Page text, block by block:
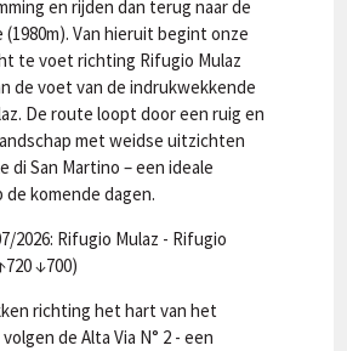
en rijden dan terug naar de
(1980m). Van hieruit begint onze
te voet richting Rifugio Mulaz
de voet van de indrukwekkende
De route loopt door een ruig en
met weidse uitzichten
di San Martino – een ideale
de komende dagen.
2026: Rifugio Mulaz - Rifugio
↓700)
richting het hart van het
de Alta Via N° 2 - een